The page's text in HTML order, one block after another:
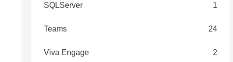
SQLServer 1
Teams 24
Viva Engage 2